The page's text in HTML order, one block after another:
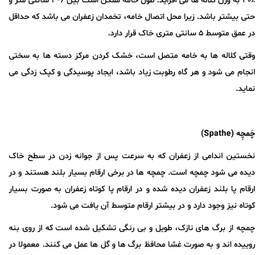
حتی بیشتر باشد. زیرا محل اتصال خامه، تخمدان زعفران می باشد که حداقل
در عمق متوسط ۵ سانتی متری خاک قرار دارد.
وقتی کلاله ها به خامه متصل است، خشک کردن مرکز دسته ها به سختی
انجام می شود و هر گاه رطوبت زیاد باشد، ایجاد پوسیدگی و کپک زدگی می
نماید.
چَمچِه (Spathe
)
نخستین اندامی از زعفران که به سرعت پس از جوانه زدن در سطح خاک
دیده می شود چمچه است. چمچه ها در برخی ارقام بسیار بلند هستند و در
ارقام پا بلند زعفران دیده شده و در ارقام پا کوتاه زعفران به صورت بسیار
کوتاه نیز وجود دارد و در بیشتر ارقام متوسط آن یافت می شود.
چمچه از برگ های نازک، طویل و بی رنگی تشکیل شده است که از روی بنه
روییده اند و به صورت غشا محافظ برگ ها و گل ها عمل می کنند. معمولا در